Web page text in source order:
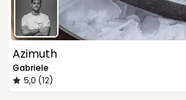
Azimuth
Gabriele
5,0 (12)